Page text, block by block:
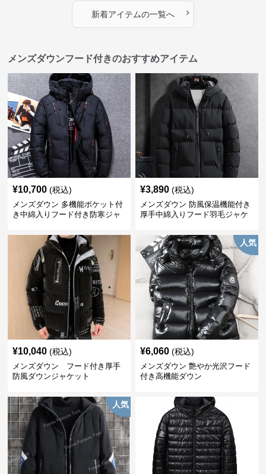
新着アイテムの一覧へ ›
メンズダウンフード付きのおすすめアイテム
¥10,700 (税込)
メンズダウン 多機能ポケット付
き中綿入りフード付き防寒ジャ
¥3,890 (税込)
メンズダウン 防風保温機能付き
厚手中綿入りフード羽毛ジャケ
¥10,040 (税込)
メンズダウン フード付き厚手
防風ダウンジャケット
人気
¥6,060 (税込)
メンズダウン 艶やか光沢フード
付き高機能ダウン
人気